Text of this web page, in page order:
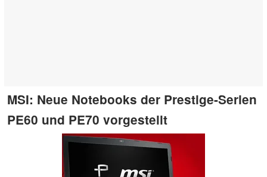
MSI: Neue Notebooks der Prestige-Serien
PE60 und PE70 vorgestellt